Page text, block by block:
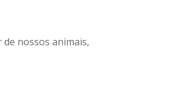
nossos animais,